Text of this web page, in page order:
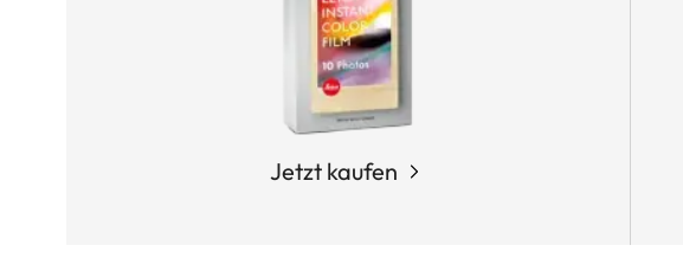
Jetzt kaufen